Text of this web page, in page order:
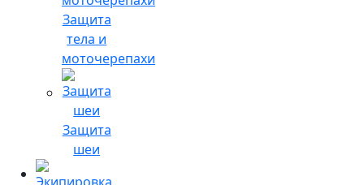
Защита
тела и
моточерепахи
Защита
шеи